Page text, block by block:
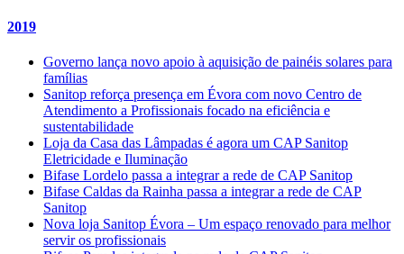
2019
Governo lança novo apoio à aquisição de painéis solares para
famílias
Sanitop reforça presença em Évora com novo Centro de
Atendimento a Profissionais focado na eficiência e
sustentabilidade
Loja da Casa das Lâmpadas é agora um CAP Sanitop
Eletricidade e Iluminação
Bifase Lordelo passa a integrar a rede de CAP Sanitop
Bifase Caldas da Rainha passa a integrar a rede de CAP
Sanitop
Nova loja Sanitop Évora – Um espaço renovado para melhor
servir os profissionais